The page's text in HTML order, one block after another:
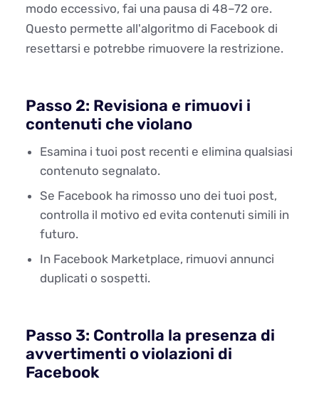
modo eccessivo, fai una pausa di 48–72 ore.
Questo permette all'algoritmo di Facebook di
resettarsi e potrebbe rimuovere la restrizione.
Passo 2: Revisiona e rimuovi i
contenuti che violano
Esamina i tuoi post recenti e elimina qualsiasi
contenuto segnalato.
Se Facebook ha rimosso uno dei tuoi post,
controlla il motivo ed evita contenuti simili in
futuro.
In Facebook Marketplace, rimuovi annunci
duplicati o sospetti.
Passo 3: Controlla la presenza di
avvertimenti o violazioni di
Facebook